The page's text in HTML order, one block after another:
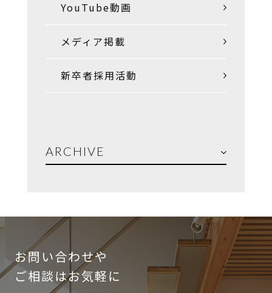
YouTube動画
メディア掲載
新卒者採用活動
ARCHIVE
お問い合わせや
ご相談はお気軽に